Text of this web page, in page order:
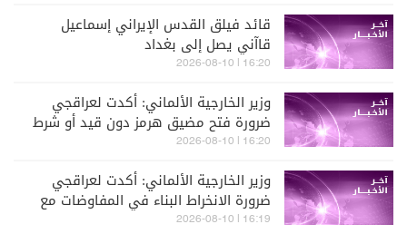
قائد فيلق القدس الإيراني إسماعيل
قاآني يصل إلى بغداد
16:20 | 2026-08-10
وزير الخارجية الألماني: أكدت لعراقجي
ضرورة فتح مضيق هرمز دون قيد أو شرط
لضمان الملاحة الحرة والآمنة للجميع
16:20 | 2026-08-10
وزير الخارجية الألماني: أكدت لعراقجي
ضرورة الانخراط البناء في المفاوضات مع
الجيران وواشنطن لإنهاء الصراع
16:19 | 2026-08-10